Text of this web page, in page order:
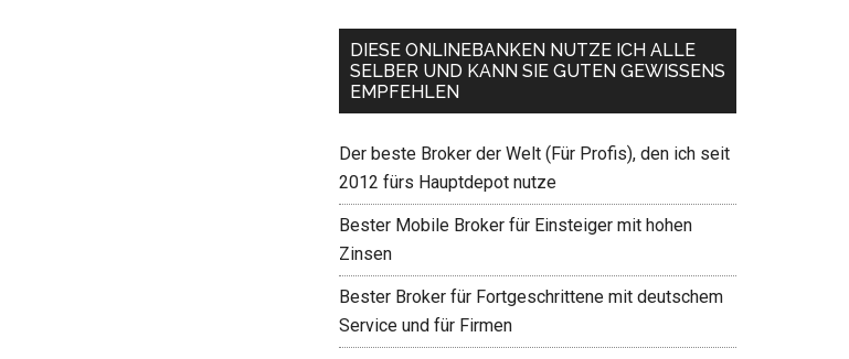
DIESE ONLINEBANKEN NUTZE ICH ALLE
SELBER UND KANN SIE GUTEN GEWISSENS
EMPFEHLEN
Der beste Broker der Welt (Für Profis), den ich seit
2012 fürs Hauptdepot nutze
Bester Mobile Broker für Einsteiger mit hohen
Zinsen
Bester Broker für Fortgeschrittene mit deutschem
Service und für Firmen